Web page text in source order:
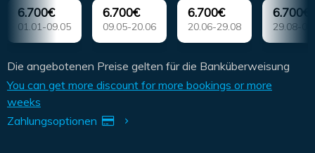
6.700€
01.01-09.05
6.700€
09.05-20.06
6.700€
20.06-29.08
6.700€
29.08-
Die angebotenen Preise gelten für die Banküberweisung
You can get more discount for more bookings or more
weeks
Zahlungsoptionen